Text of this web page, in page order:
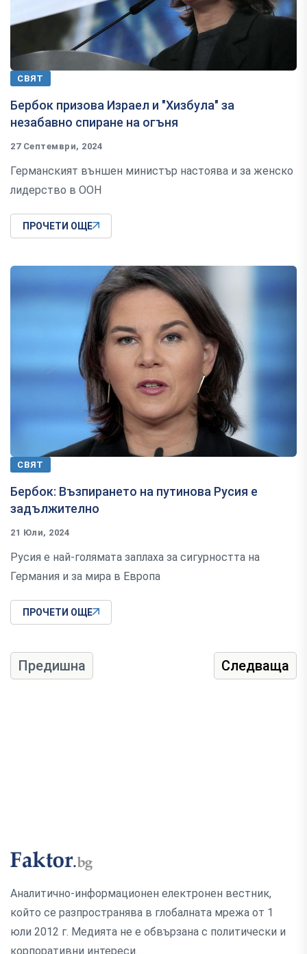
СВЯТ
Бербок призова Израел и "Хизбула" за
незабавно спиране на огъня
27 Септември, 2024
Германският външен министър настоява и за женско
лидерство в ООН
ПРОЧЕТИ ОЩЕ
СВЯТ
Бербок: Възпирането на путинова Русия е
задължително
21 Юли, 2024
Русия е най-голямата заплаха за сигурността на
Германия и за мира в Европа
ПРОЧЕТИ ОЩЕ
Предишна Следваща
Аналитично-информационен електронен вестник,
който се разпространява в глобалната мрежа от 1
юли 2012 г. Медията не е обвързана с политически и
корпоративни интереси.